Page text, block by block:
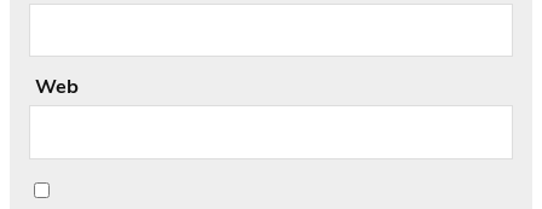
Web